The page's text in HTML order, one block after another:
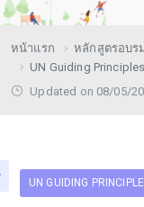
หน้าแรก หลักสูตรอบร
UN Guiding
Updated on 08/05/
UN GUIDING